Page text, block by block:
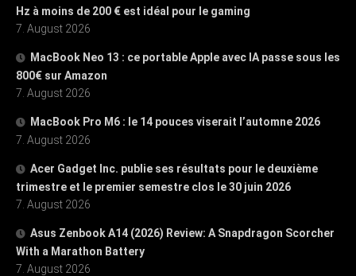
Hz à moins de 200 € est idéal pour le gaming
7. August 2026
MacBook Neo 13 : ce portable Apple avec IA passe sous les
800€ sur Amazon
7. August 2026
MacBook Pro M6 : le 14 pouces viserait l’automne 2026
7. August 2026
Acer Gadget Inc. publie ses résultats pour le deuxième
trimestre et le premier semestre clos le 30 juin 2026
7. August 2026
Asus Zenbook A14 (2026) Review: A Snapdragon Scorcher
With a Marathon Battery
7. August 2026